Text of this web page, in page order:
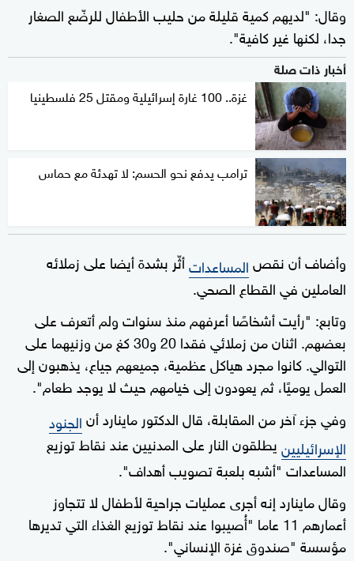
وقال: "لديهم كمية قليلة من حليب الأطفال للرضّع الصغار
جدا، لكنها غير كافية".
أخبار ذات صلة
غزة.. 100 غارة إسرائيلية ومقتل 25 فلسطينيا
ترامب يدفع نحو الحسم: لا تهدئة مع حماس
وأضاف أن نقصالمساعداتأثّر بشدة أيضا على زملائه
العاملين في القطاع الصحي.
وتابع: "رأيت أشخاصًا أعرفهم منذ سنوات ولم أتعرف على
بعضهم. اثنان من زملائي فقدا 20 و30 كغ من وزنيهما على
التوالي. كانوا مجرد هياكل عظمية، جميعهم جياع، يذهبون إلى
العمل يوميًا، ثم يعودون إلى خيامهم حيث لا يوجد طعام".
وفي جزء آخر من المقابلة، قال الدكتور ماينارد أنالجنود
الإسرائيليينيطلقون النار على المدنيين عند نقاط توزيع
المساعدات "أشبه بلعبة تصويب أهداف".
وقال ماينارد إنه أجرى عمليات جراحية لأطفال لا تتجاوز
أعمارهم 11 عاما "أُصيبوا عند نقاط توزيع الغذاء التي تديرها
مؤسسة "صندوق غزة الإنساني".